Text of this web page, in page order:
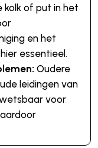
kolk of put in het
en het
essentieel.
Oudere
leidingen van
voor